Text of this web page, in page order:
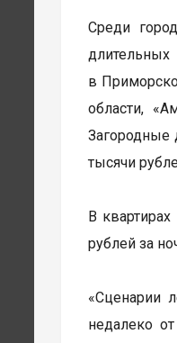
Среди
в
области,
Загородные
тысячи
В
рублей за
«Сценарии
недалеко